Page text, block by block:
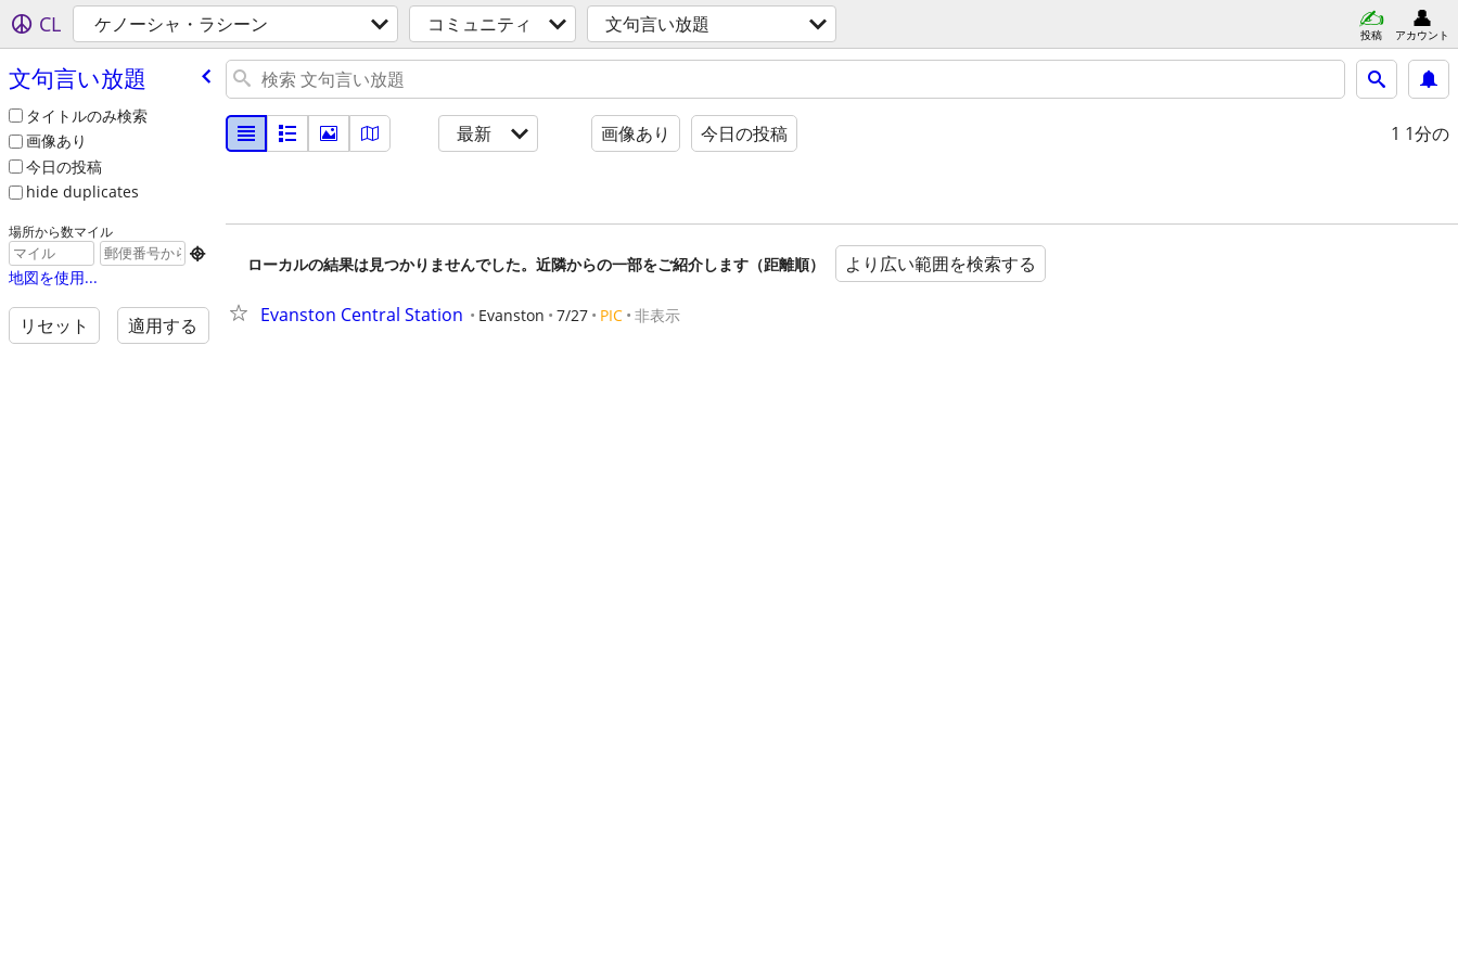
CL ケノーシャ・ラシーン コミュニティ 文句言い放題 投稿 アカウント
文句言い放題
タイトルのみ検索
画像あり
今日の投稿
hide duplicates
場所から数マイル

地図を使用...
リセット 適用する
最新 画像あり 今日の投稿 1 1分の
ローカルの結果は見つかりませんでした。近隣からの一部をご紹介します（距離順） より広い範囲を検索する
Evanston Central Station Evanston 7/27 PIC 非表示